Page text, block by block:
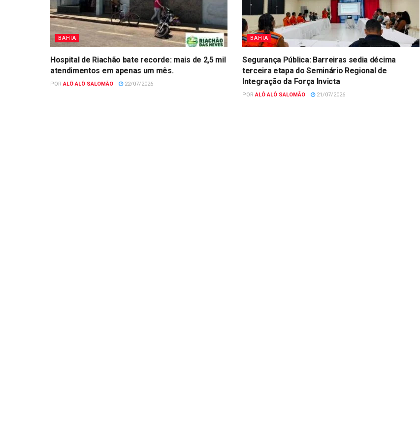
BAHIA
Hospital de Riachão bate recorde: mais de 2,5 mil
atendimentos em apenas um mês.
POR ALÔ ALÔ SALOMÃO 22/07/2026
BAHIA
Segurança Pública: Barreiras sedia décima
terceira etapa do Seminário Regional de
Integração da Força Invicta
POR ALÔ ALÔ SALOMÃO 21/07/2026